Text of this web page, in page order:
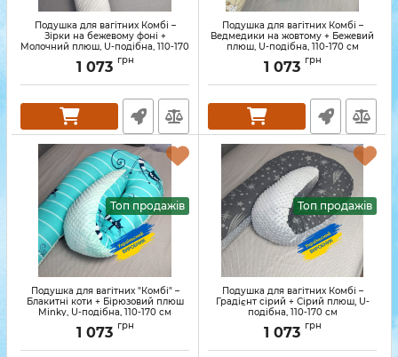
Подушка для вагітних Комбі –
Зірки на бежевому фоні +
Молочний плюш, U-подібна, 110-170
1 073 грн
Подушка для вагітних Комбі –
Ведмедики на жовтому + Бежевий
плюш, U-подібна, 110-170 см
1 073 грн
Топ продажів
Подушка для вагітних "Комбі" –
Блакитні коти + Бірюзовий плюш
Minky, U-подібна, 110-170 см
1 073 грн
Топ продажів
Подушка для вагітних Комбі –
Градієнт сірий + Сірий плюш, U-
подібна, 110-170 см
1 073 грн